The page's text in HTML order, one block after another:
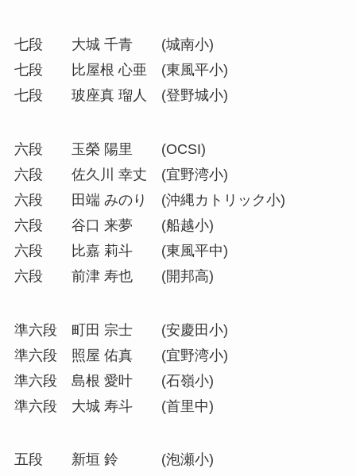
七段 大城 千青 (城南小)
七段 比屋根 心亜 (東風平小)
七段 玻座真 瑠人 (登野城小)
六段 玉榮 陽里 (OCSI)
六段 佐久川 幸丈 (宜野湾小)
六段 田端 みのり (沖縄カトリック小)
六段 谷口 来夢 (船越小)
六段 比嘉 莉斗 (東風平中)
六段 前津 寿也 (開邦高)
準六段 町田 宗士 (安慶田小)
準六段 照屋 佑真 (宜野湾小)
準六段 島根 愛叶 (石嶺小)
準六段 大城 寿斗 (首里中)
五段 新垣 鈴 (泡瀬小)